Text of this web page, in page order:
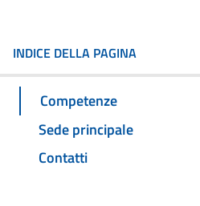
INDICE DELLA PAGINA
Competenze
Sede principale
Contatti